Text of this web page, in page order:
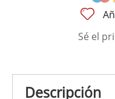
Sé el
Descripción